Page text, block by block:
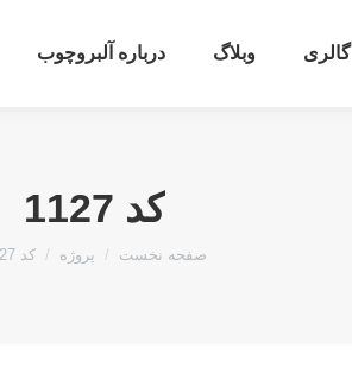
گالری وبلاگ درباره آلبروچوب
کد 1127
مکان شما:
صفحه نخست پروژه کد 1127